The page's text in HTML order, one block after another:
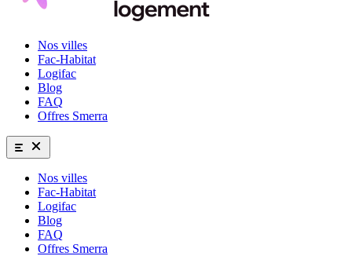
Nos villes
Fac-Habitat
Logifac
Blog
FAQ
Offres Smerra
Nos villes
Fac-Habitat
Logifac
Blog
FAQ
Offres Smerra